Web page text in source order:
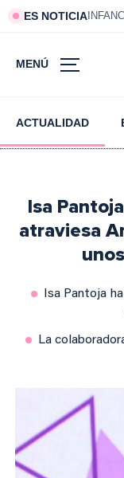
ES NOTICIA
MENÚ
ACTUALIDAD
Isa
atraviesa
Isa Pantoja
La